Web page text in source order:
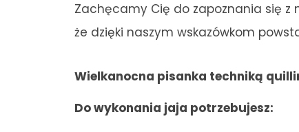
Zachęcamy Cię do zapoznania się z
że dzięki naszym wskazówkom
Wielkanocna pisanka techniką
Do wykonania jaja potrzebujesz: